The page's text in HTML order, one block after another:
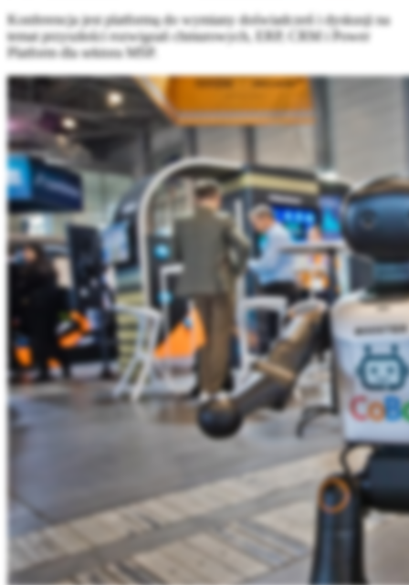
Konferencja jest platformą do wymiany doświadczeń i dyskusji na
temat przyszłości rozwiązań chmurowych, ERP, CRM i Power
Platform dla sektora MŚP.